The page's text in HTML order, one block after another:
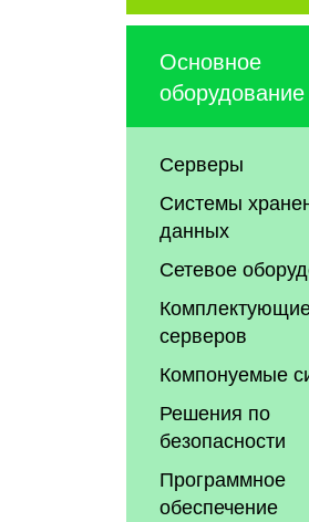
Основное
оборудование
Серверы
Системы
данных
Сетевое
серверов
Компонуемые
Решения по
безопасности
Программное
обеспечение